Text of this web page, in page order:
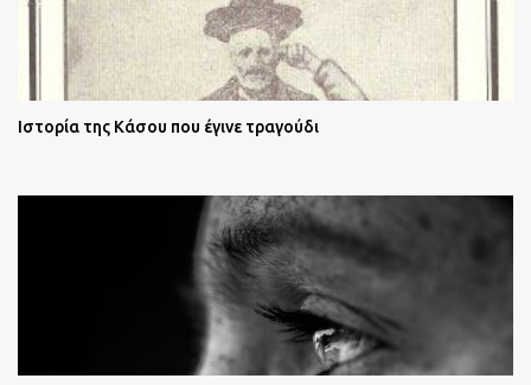
Ιστορία της Κάσου που έγινε τραγούδι